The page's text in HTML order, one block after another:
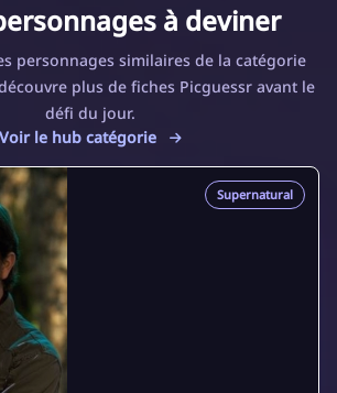
à deviner
personnages similaires de la catégorie
plus de fiches Picguessr avant le
défi du jour.
Voir le hub catégorie
Supernatural